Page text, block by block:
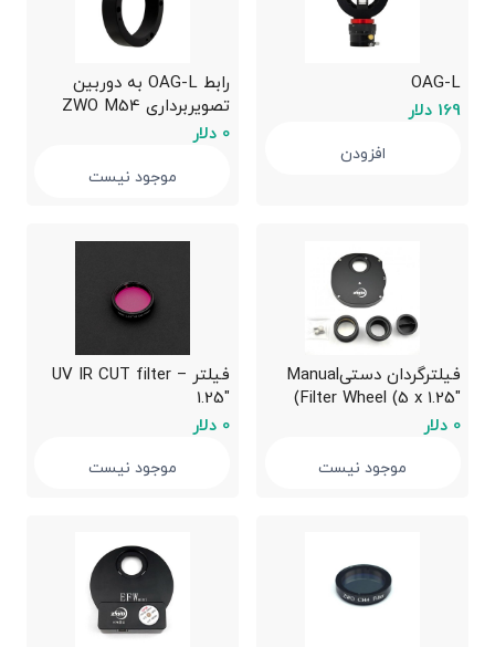
OAG-L
169 دلار
افزودن
رابط OAG-L به دوربین
تصویربرداری ZWO M54
adapter replacing EFW
0 دلار
موجود نیست
فیلترگردان دستیManual
Filter Wheel (5 x 1.25″)
0 دلار
موجود نیست
فیلتر UV IR CUT filter –
1.25″
0 دلار
موجود نیست